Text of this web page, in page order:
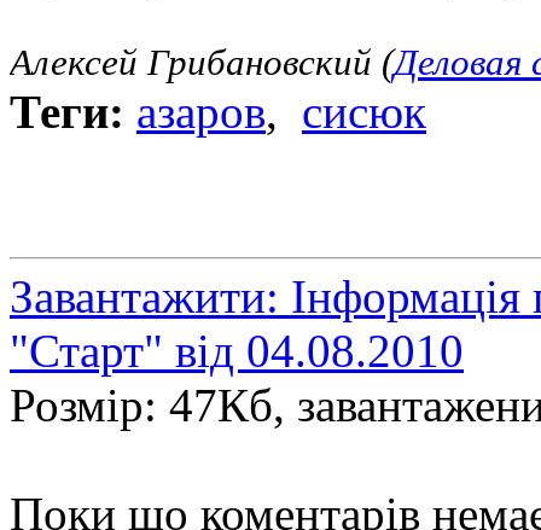
Алексей Грибановский (Деловая
Теги: азаров, сисюк
Завантажити: Інформація
"Старт" від 04.08.2010
Розмір: 47Кб,
Поки що коментарів